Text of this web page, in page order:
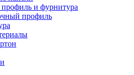
и фурнитура
профиль